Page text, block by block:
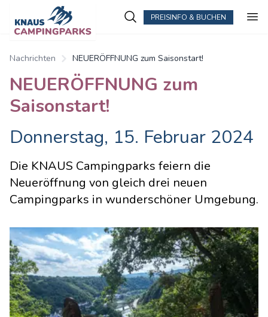
PREISINFO & BUCHEN
Nachrichten NEUERÖFFNUNG zum Saisonstart!
NEUERÖFFNUNG zum
Saisonstart!
Donnerstag, 15. Februar 2024
Die KNAUS Campingparks feiern die
Neueröffnung von gleich drei neuen
Campingparks in wunderschöner Umgebung.